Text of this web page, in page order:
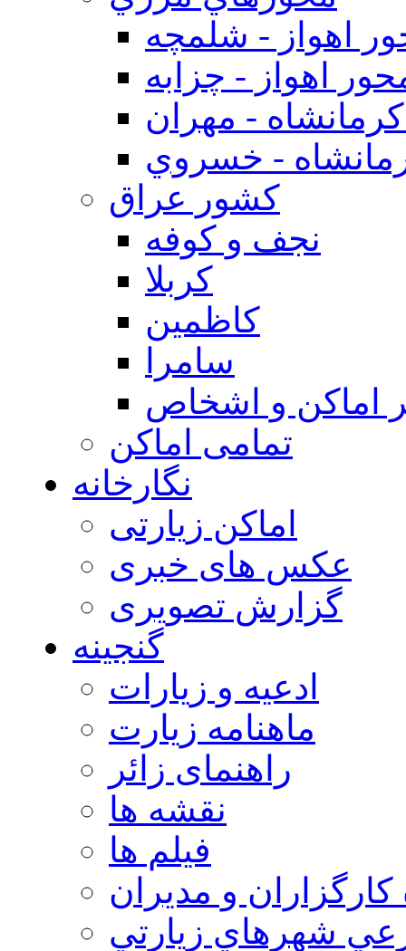
اهواز - شلمچه
اهواز - چزابه
- مهران
- خسروي
كشور عراق
نجف و كوفه
كربلا
كاظمين
سامرا
اماكن و اشخاص
تمامی اماکن
نگارخانه
اماکن زیارتی
عکس های خبری
گزارش تصویری
گنجینه
ادعیه و زیارات
ماهنامه زیارت
راهنمای زائر
نقشه ها
فیلم ها
كارگزاران و مديران
شهرهاي زيارتي